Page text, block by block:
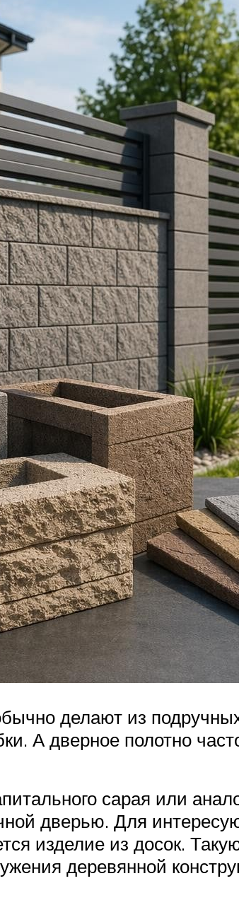
делают из
А дверное полотно
сарая или
дверью. Для
изделие из досок.
деревянной